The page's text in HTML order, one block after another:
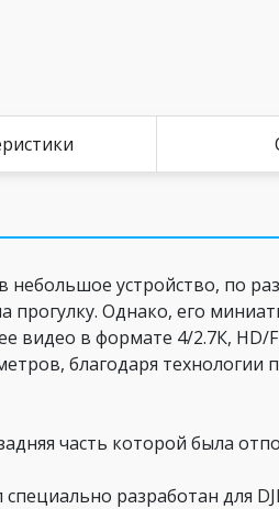
небольшое устройство, по
прогулку. Однако, его
видео в формате 4/2.7К, HD/
благодаря технологии
часть которой была
разработан для